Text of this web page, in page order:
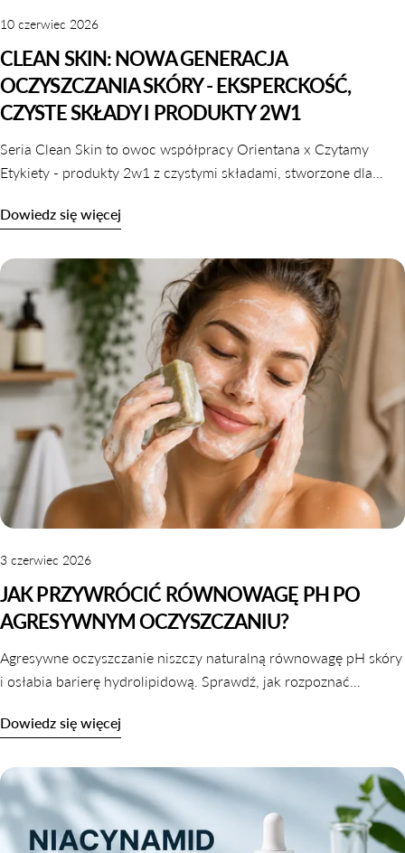
10 czerwiec 2026
CLEAN SKIN: NOWA GENERACJA
OCZYSZCZANIA SKÓRY - EKSPERCKOŚĆ,
CZYSTE SKŁADY I PRODUKTY 2W1
Seria Clean Skin to owoc współpracy Orientana x Czytamy
Etykiety - produkty 2w1 z czystymi składami, stworzone dla
dlaczego oczyszczanie nie musi naruszać komfortu skóry.
Dowiedz się więcej
3 czerwiec 2026
JAK PRZYWRÓCIĆ RÓWNOWAGĘ PH PO
AGRESYWNYM OCZYSZCZANIU?
Agresywne oczyszczanie niszczy naturalną równowagę pH skóry
i osłabia barierę hydrolipidową. Sprawdź, jak rozpoznać
Dowiedz się więcej